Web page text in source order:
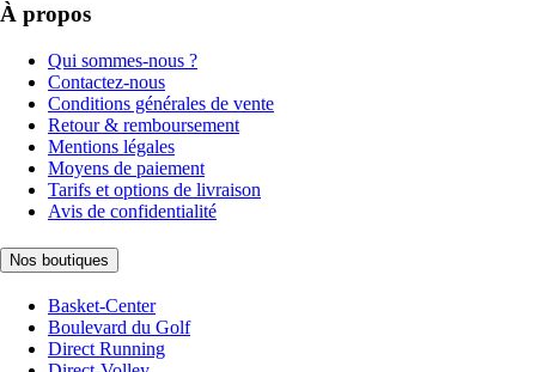
À propos
Qui sommes-nous ?
Contactez-nous
Conditions générales de vente
Retour & remboursement
Mentions légales
Moyens de paiement
Tarifs et options de livraison
Avis de confidentialité
Nos boutiques
Basket-Center
Boulevard du Golf
Direct Running